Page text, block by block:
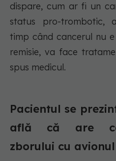
dispare, cum ar fi un
status pro-trombotic,
timp când cancerul nu
remisie, va face
spus medicul.
Pacientul se
află că are
zborului cu avionul